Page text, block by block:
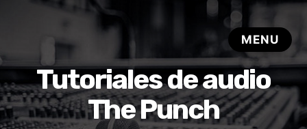
Tutoriales de audio
The Punch